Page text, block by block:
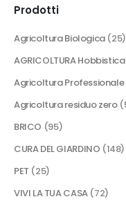
Prodotti
Agricoltura Biologica (25)
AGRICOLTURA Hobbistica
Agricoltura Professionale
Agricoltura residuo zero
BRICO (95)
CURA DEL GIARDINO (148)
PET (25)
VIVI LA TUA CASA (72)